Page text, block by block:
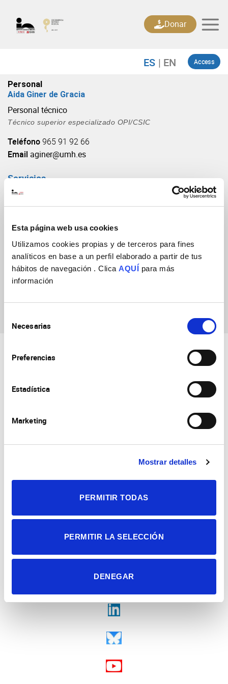
Esta página web usa cookies
Utilizamos cookies propias y de terceros para fines
analíticos en base a un perfil elaborado a partir de tus
hábitos de navegación . Clica AQUÍ para más
información
Necesarias
Preferencias
Estadística
Marketing
Mostrar detalles
PERMITIR TODAS
PERMITIR LA SELECCIÓN
DENEGAR
content
Access
Donar
Personal
Aida Giner de Gracia
Personal técnico
Técnico superior especializado OPI/CSIC
Teléfono965 91 92 66
Email aginer@umh.es
Servicios
Alicante | España
Tel. + 34 965 23 37 00